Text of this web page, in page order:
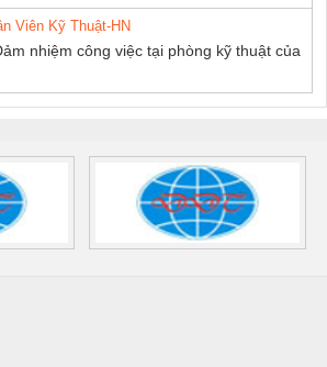
Viên Kỹ Thuật-HN
nhiệm công việc tại phòng kỹ thuật của